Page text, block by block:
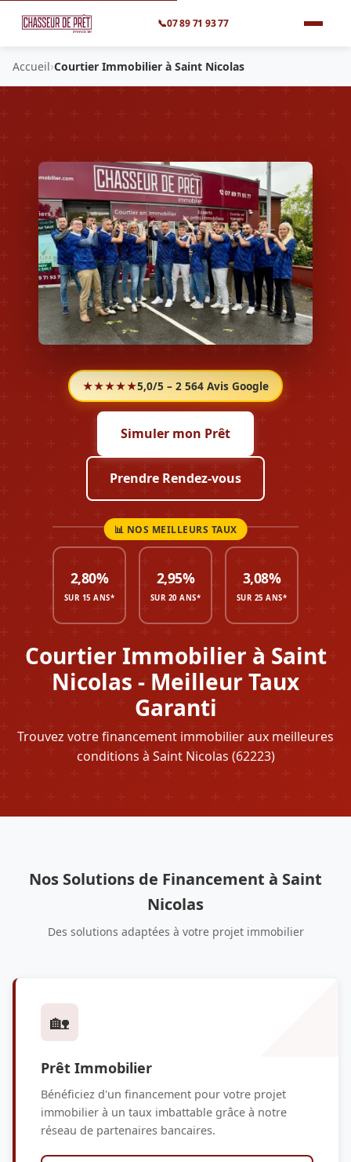
📞07 89 71 93 77
Accueil›Courtier Immobilier à Saint Nicolas
★★★★★5,0/5 – 2 564 Avis Google
Courtier Immobilier à Saint
Nicolas - Meilleur Taux
Garanti
Trouvez votre financement immobilier aux meilleures
conditions à Saint Nicolas (62223)
Simuler mon Prêt
Prendre Rendez-vous
2,80%
SUR 15 ANS*
2,95%
SUR 20 ANS*
3,08%
SUR 25 ANS*
Nos Solutions de Financement à Saint
Nicolas
Des solutions adaptées à votre projet immobilier
🏡
Prêt Immobilier
Bénéficiez d'un financement pour votre projet
immobilier à un taux imbattable grâce à notre
réseau de partenaires bancaires.